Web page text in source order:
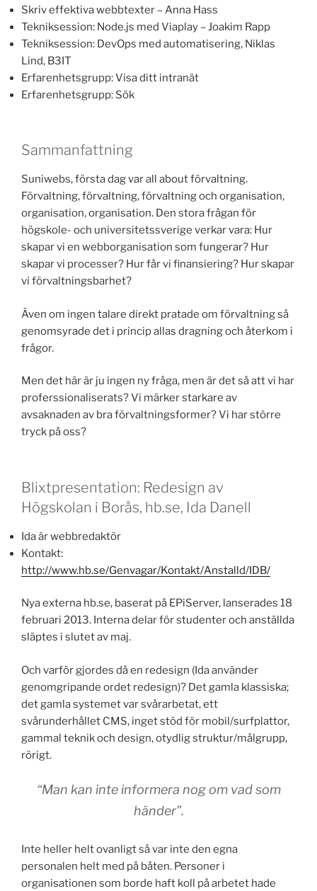
Skriv effektiva webbtexter – Anna Hass
Tekniksession: Node.js med Viaplay – Joakim Rapp
Tekniksession: DevOps med automatisering, Niklas
Lind, B3IT
Erfarenhetsgrupp: Visa ditt intranät
Erfarenhetsgrupp: Sök
Sammanfattning
Suniwebs, första dag var all about förvaltning.
Förvaltning, förvaltning, förvaltning och organisation,
organisation, organisation. Den stora frågan för
högskole- och universitetssverige verkar vara: Hur
skapar vi en webborganisation som fungerar? Hur
skapar vi processer? Hur får vi finansiering? Hur skapar
vi förvaltningsbarhet?
Även om ingen talare direkt pratade om förvaltning så
genomsyrade det i princip allas dragning och återkom i
frågor.
Men det här är ju ingen ny fråga, men är det så att vi har
proferssionaliserats? Vi märker starkare av
avsaknaden av bra förvaltningsformer? Vi har större
tryck på oss?
Blixtpresentation: Redesign av
Högskolan i Borås, hb.se, Ida Danell
Ida är webbredaktör
Kontakt:
http://www.hb.se/Genvagar/Kontakt/Anstalld/IDB/
Nya externa hb.se, baserat på EPiServer, lanserades 18
februari 2013. Interna delar för studenter och anställda
släptes i slutet av maj.
Och varför gjordes då en redesign (Ida använder
genomgripande ordet redesign)? Det gamla klassiska;
det gamla systemet var svårarbetat, ett
svårunderhållet CMS, inget stöd för mobil/surfplattor,
gammal teknik och design, otydlig struktur/målgrupp,
rörigt.
“Man kan inte informera nog om vad som
händer”.
Inte heller helt ovanligt så var inte den egna
personalen helt med på båten. Personer i
organisationen som borde haft koll på arbetet hade